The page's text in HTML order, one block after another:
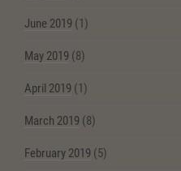
June 2019 (1)
May 2019 (8)
April 2019 (1)
March 2019 (8)
February 2019 (5)